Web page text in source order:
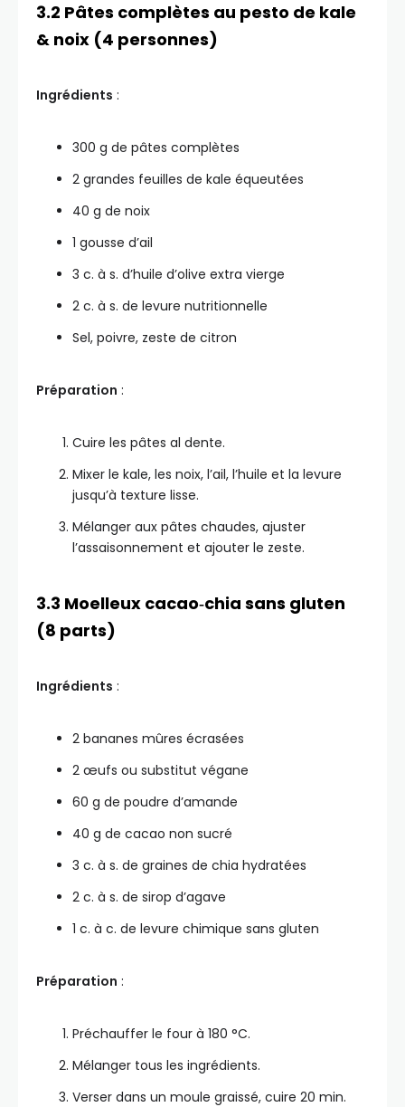
3.2 Pâtes complètes au pesto de kale
& noix (4 personnes)
Ingrédients :
300 g de pâtes complètes
2 grandes feuilles de kale équeutées
40 g de noix
1 gousse d’ail
3 c. à s. d’huile d’olive extra vierge
2 c. à s. de levure nutritionnelle
Sel, poivre, zeste de citron
Préparation :
Cuire les pâtes al dente.
Mixer le kale, les noix, l’ail, l’huile et la levure
jusqu’à texture lisse.
Mélanger aux pâtes chaudes, ajuster
l’assaisonnement et ajouter le zeste.
3.3 Moelleux cacao‑chia sans gluten
(8 parts)
Ingrédients :
2 bananes mûres écrasées
2 œufs ou substitut végane
60 g de poudre d’amande
40 g de cacao non sucré
3 c. à s. de graines de chia hydratées
2 c. à s. de sirop d’agave
1 c. à c. de levure chimique sans gluten
Préparation :
Préchauffer le four à 180 °C.
Mélanger tous les ingrédients.
Verser dans un moule graissé, cuire 20 min.